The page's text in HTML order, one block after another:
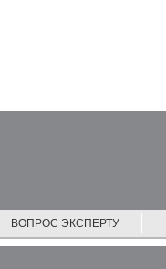
ВОПРОС ЭКСПЕРТУ